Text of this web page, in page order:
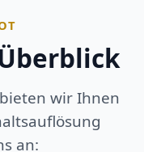
wir Ihnen
an: